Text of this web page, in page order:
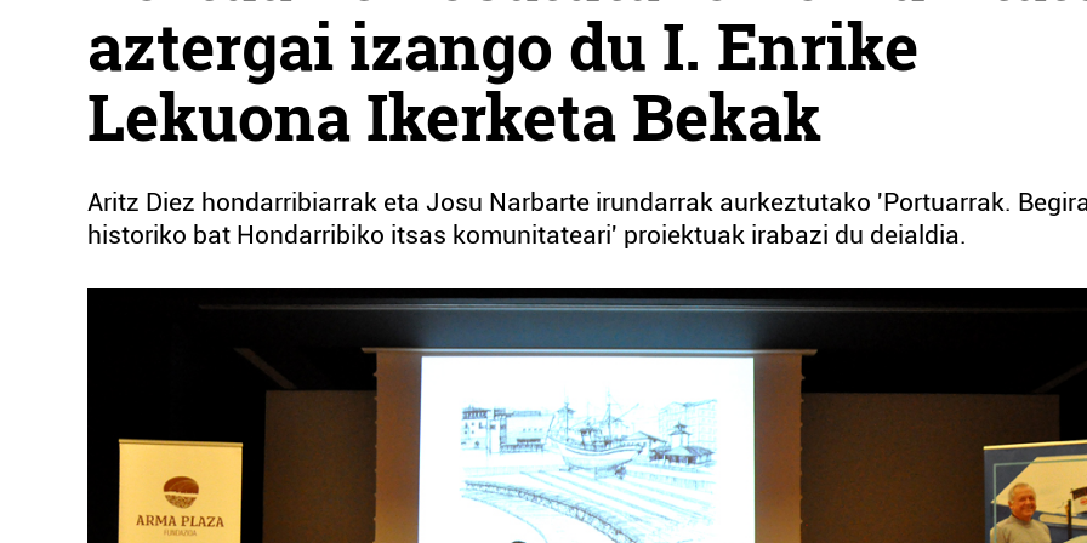
aztergai izango du I. Enrike
Lekuona Ikerketa Bekak
Aritz Diez hondarribiarrak eta Josu Narbarte irundarrak aurkeztutako 'Portuarrak.
historiko bat Hondarribiko itsas komunitateari' proiektuak irabazi du deialdia.